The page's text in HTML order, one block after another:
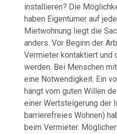
installieren? Die
haben Eigentümer auf
Mietwohnung liegt die
anders. Vor Beginn der
Vermieter kontaktiert und
werden. Bei Menschen
eine Notwendigkeit. Ein
hängt vom guten Willen
einer Wertsteigerung der
barrierefreies Wohnen)
beim Vermieter.